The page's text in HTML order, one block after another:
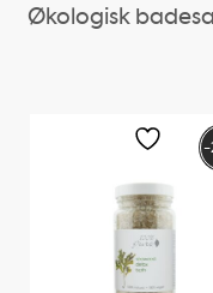
Økologisk
-